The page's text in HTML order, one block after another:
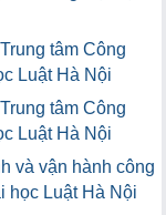
tâm Công
Luật Hà Nội
tâm Công
Luật Hà Nội
và vận hành công
học Luật Hà Nội